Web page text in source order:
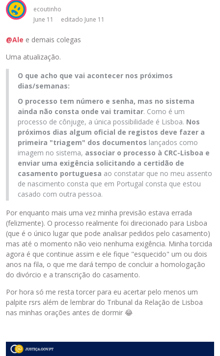
ecoutinho
June 11
editado June 11
@Ale e demais colegas
Uma atualização.
O que acho que vai acontecer nos próximos
dias/semanas:
O processo tem número e senha, mas no sistema
ainda não consta onde vai tramitar. Como é um
processo de cônjuge, a única possibilidade é Lisboa. Nos
próximos dias algum oficial de registos deve fazer a
primeira "triagem" dos documentos lançados como
imagem no sistema, associar o processo à CRC-Lisboa e
enviar uma exigência solicitando a certidão de
casamento portuguesa ao constatar que no meu assento
de nascimento consta que em Portugal consta que estou
casado com outra pessoa.
Por enquanto mais uma vez minha previsão estava errada
(felizmente). O processo realmente foi direcionado para Lisboa
(que é o único lugar que pode analisar pedidos pelo casamento)
mas até o momento não veio nenhuma exigência. Minha torcida
agora é que continue assim e ele fique "esquecido" um ou dois
anos na fila, o que me dará tempo de concluir a homologação
do divórcio e a transcrição do casamento.
Por hora só me resta torcer para eu acertar pelo menos um
palpite rsrs além de lembrar do Tribunal da Relação de Lisboa
nas minhas orações antes de dormir 😂